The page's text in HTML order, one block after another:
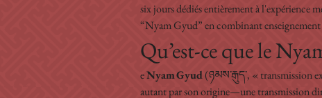
six jours dédiés entièrement à l'expérience
“Nyam Gyud” en combinant enseignement
Qu’est-ce que le
e Nyam Gyud (ཉམས་རྒུད་, « transmission
autant par son origine—une transmission